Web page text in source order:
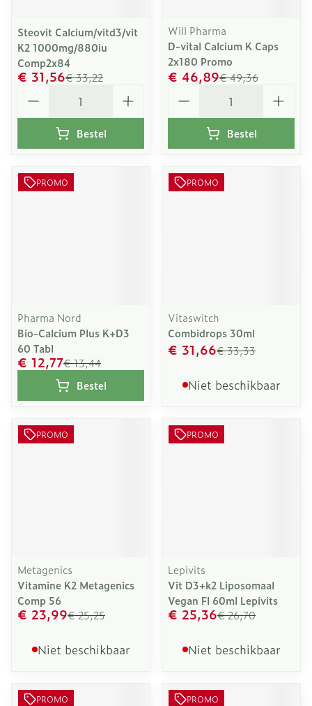
Steovit Calcium/vitd3/vit
K2 1000mg/880iu
Comp2x84
€ 33,22
€ 31,56
Bestel
Will Pharma
D-vital Calcium K Caps
2x180 Promo
€ 49,36
€ 46,89
Bestel
PROMO
Pharma Nord
Bio-Calcium Plus K+D3
60 Tabl
€ 13,44
€ 12,77
Bestel
PROMO
Vitaswitch
Combidrops 30ml
€ 33,33
€ 31,66
Niet beschikbaar
PROMO
Metagenics
Vitamine K2 Metagenics
Comp 56
€ 25,25
€ 23,99
Niet beschikbaar
PROMO
Lepivits
Vit D3+k2 Liposomaal
Vegan Fl 60ml Lepivits
€ 26,70
€ 25,36
Niet beschikbaar
PROMO PROMO